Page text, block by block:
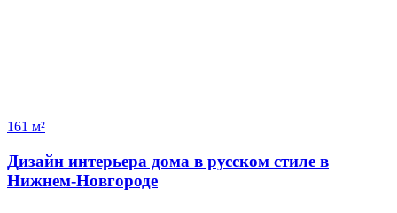
161 м²
Дизайн интерьера дома в русском стиле в
Нижнем-Новгороде